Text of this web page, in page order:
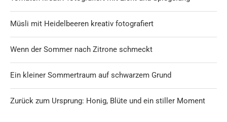
Müsli mit Heidelbeeren kreativ fotografiert
Wenn der Sommer nach Zitrone schmeckt
Ein kleiner Sommertraum auf schwarzem Grund
Zurück zum Ursprung: Honig, Blüte und ein stiller Moment